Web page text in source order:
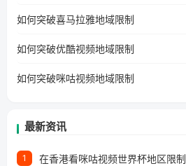
户收听网易云音乐地区版权限
工作、留学、定居等，都可以
所困扰。
如何突破喜马拉雅地域限制
如何突破优酷视频地域限制
如何突破咪咕视频地域限制
最新资讯
1